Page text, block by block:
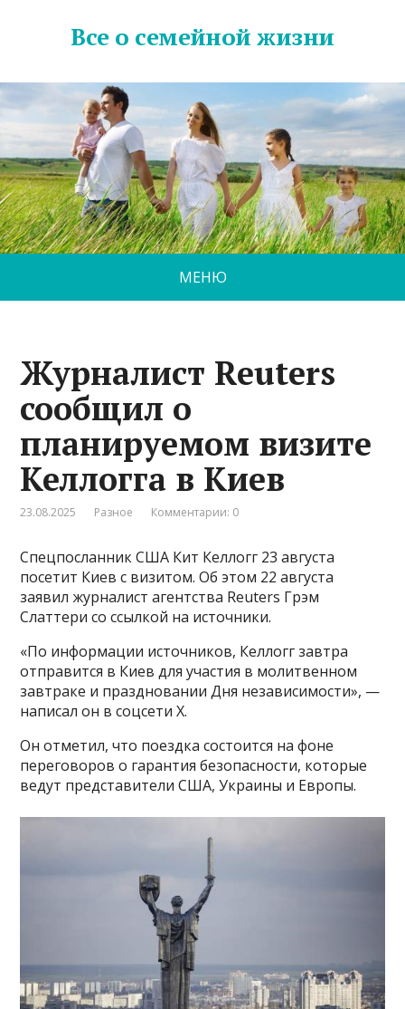
Все о семейной жизни
МЕНЮ
Журналист Reuters
сообщил о
планируемом визите
Келлогга в Киев
23.08.2025 Разное Комментарии: 0
Спецпосланник США Кит Келлогг 23 августа
посетит Киев с визитом. Об этом 22 августа
заявил журналист агентства Reuters Грэм
Слаттери со ссылкой на источники.
«По информации источников, Келлогг завтра
отправится в Киев для участия в молитвенном
завтраке и праздновании Дня независимости», —
написал он в соцсети X.
Он отметил, что поездка состоится на фоне
переговоров о гарантия безопасности, которые
ведут представители США, Украины и Европы.